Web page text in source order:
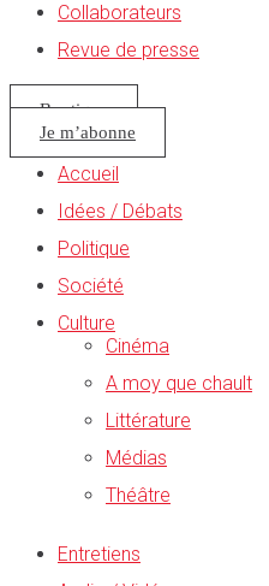
Collaborateurs
Revue de presse
Boutique
Je m’abonne
Accueil
Idées / Débats
Politique
Société
Culture
Cinéma
A moy que chault
Littérature
Médias
Théâtre
Entretiens